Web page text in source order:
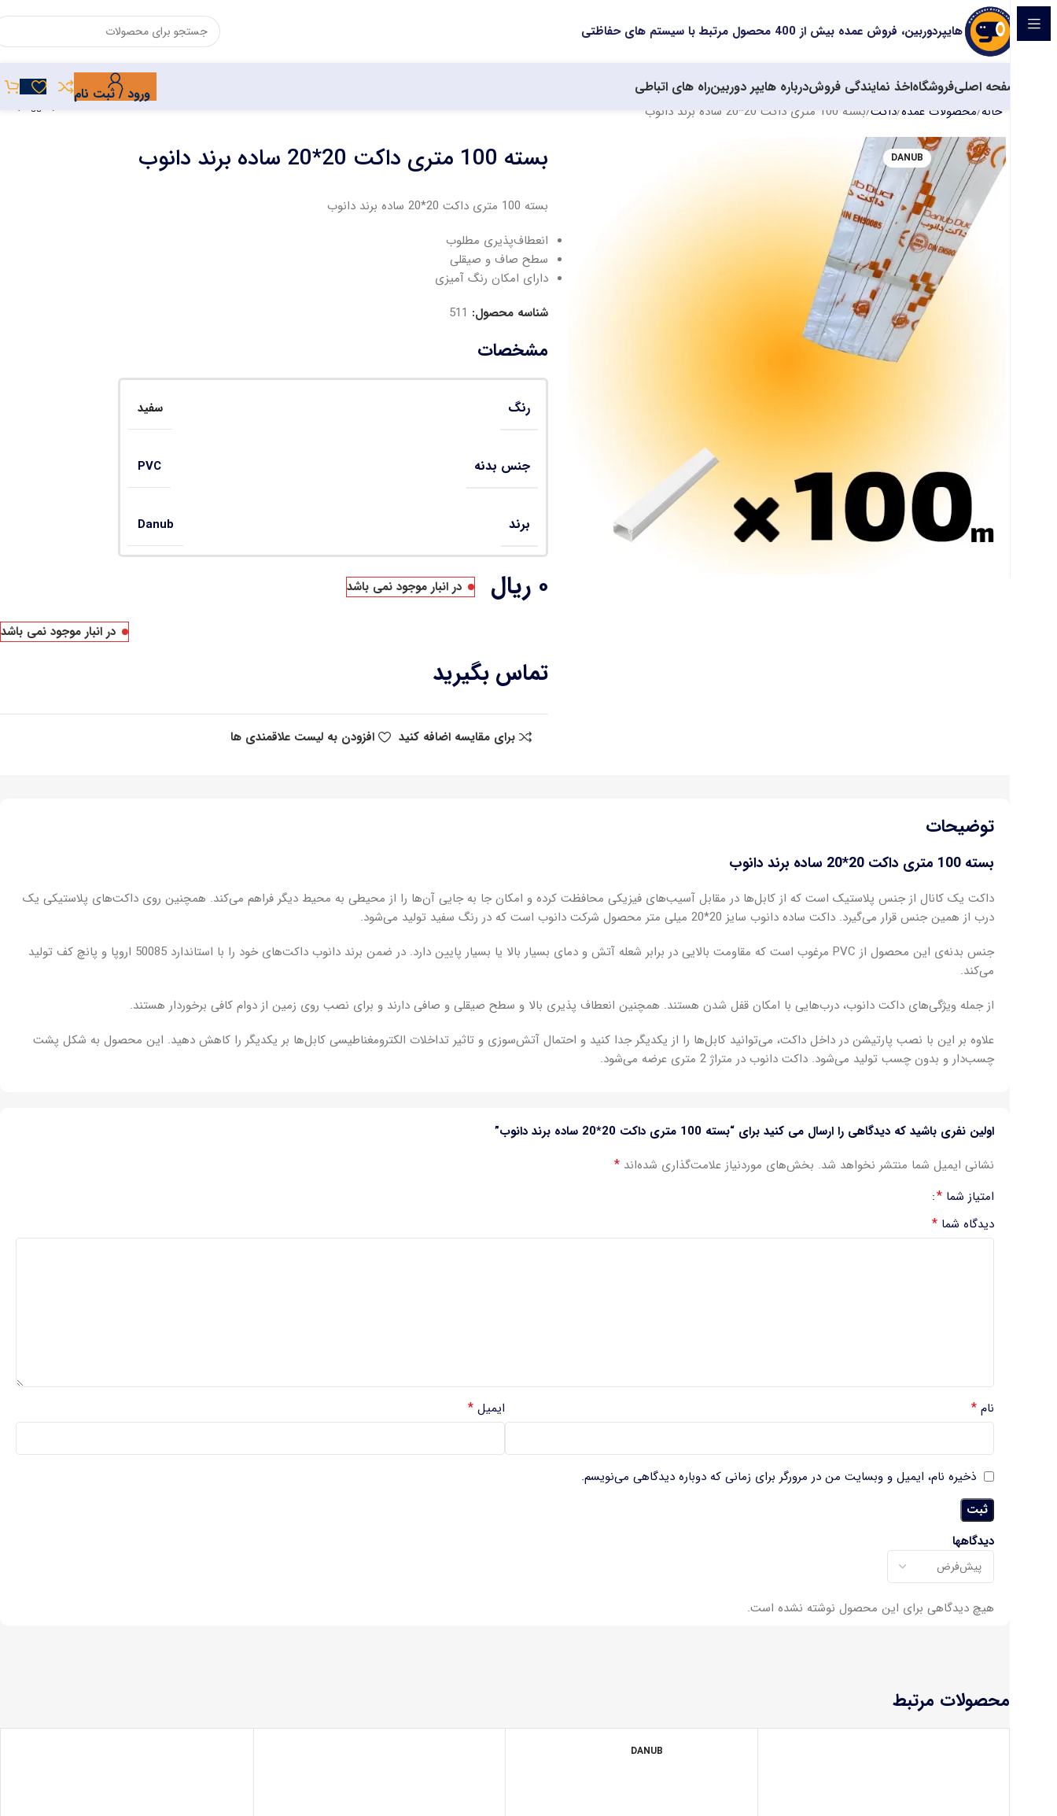
هایپردوربین، فروش عمده بیش از 400 محصول مرتبط با سیستم های حفاظتی
صفحه اصلیفروشگاهاخذ نمایندگی فروشدرباره هایپر دوربینراه های اتباطی ورود / ثبت نام
خانه محصولات عمده داکت بسته 100 متری داکت 20*20 ساده برند دانوب
DANUB بسته 100 متری داکت 20*20 ساده برند دانوب
بسته 100 متری داکت 20*20 ساده برند دانوب
انعطاف‌پذیری مطلوب
سطح صاف و صیقلی
دارای امکان رنگ آمیزی
شناسه محصول: 511
مشخصات
رنگ سفید
جنس بدنه PVC
برند Danub
۰ ریال در انبار موجود نمی باشد
در انبار موجود نمی باشد
تماس بگیرید
برای مقایسه اضافه کنید افزودن به لیست علاقمندی ها
توضیحات
بسته 100 متری داکت 20*20 ساده برند دانوب
داکت یک کانال از جنس پلاستیک است که از کابل‌ها در مقابل آسیب‌های فیزیکی محافظت کرده و امکان جا به جایی آن‌ها را از محیطی به محیط دیگر فراهم می‌کند. همچنین روی داکت‌های پلاستیکی یک
درب از همین جنس قرار می‌گیرد. داکت ساده دانوب سایز 20*20 میلی‌ متر محصول شرکت دانوب است که در رنگ‌ سفید تولید می‌شود.
جنس بدنه‌ی این محصول از PVC مرغوب است که مقاومت بالایی در برابر شعله آتش و دمای بسیار بالا یا بسیار پایین دارد. در ضمن برند دانوب داکت‌های خود را با استاندارد 50085 اروپا و پانچ کف تولید
می‌کند.
از جمله ویژگی‌های داکت دانوب، درب‌هایی با امکان قفل شدن هستند. همچنین انعطاف پذیری بالا و سطح صیقلی و صافی دارند و برای نصب روی زمین از دوام کافی برخوردار هستند.
علاوه بر این با نصب پارتیشن در داخل داکت، می‌توانید کابل‌ها را از یکدیگر جدا کنید و احتمال آتش‌سوزی و تاثیر تداخلات الکترومغناطیسی کابل‌ها بر یکدیگر را کاهش دهید. این محصول به شکل پشت
چسب‌دار و بدون چسب تولید می‌شود. داکت‌ دانوب در متراژ 2 متری عرضه می‌شود.
دیدگاهها
هیچ دیدگاهی برای این محصول نوشته نشده است.
اولین نفری باشید که دیدگاهی را ارسال می کنید برای “بسته 100 متری داکت 20*20 ساده برند دانوب”
نشانی ایمیل شما منتشر نخواهد شد. بخش‌های موردنیاز علامت‌گذاری شده‌اند *
امتیاز شما *
دیدگاه شما *
نام * ایمیل *
ذخیره نام، ایمیل و وبسایت من در مرورگر برای زمانی که دوباره دیدگاهی می‌نویسم.
محصولات مرتبط
DANUB